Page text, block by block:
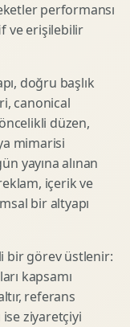
performansı
ve erişilebilir
doğru başlık
canonical
düzen,
mimarisi
yayına alınan
içerik ve
bir altyapı
bir görev üstlenir:
kapsamı
referans
ise ziyaretçiyi